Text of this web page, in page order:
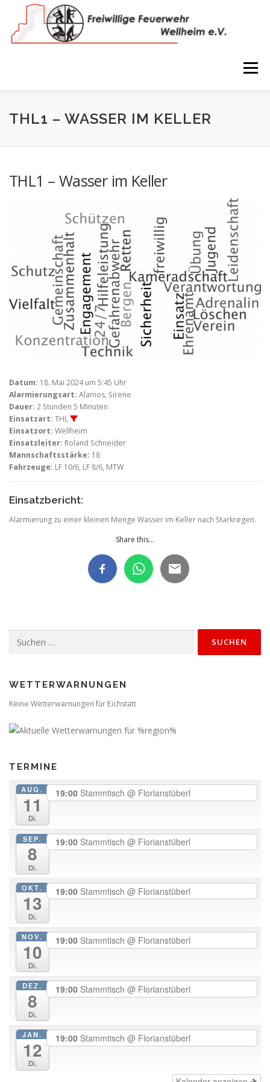
springen
Menü
NEWS VEREIN 150 JAHRE FEUERWEHR
THL1 – WASSER IM KELLER
THL1 – Wasser im Keller
Datum: 18. Mai 2024 um 5:45 Uhr
Alarmierungsart: Alamos, Sirene
Dauer: 2 Stunden 5 Minuten
Einsatzart: THL
Einsatzort: Wellheim
Einsatzleiter: Roland Schneider
Mannschaftsstärke: 18
Fahrzeuge: LF 10/6, LF 8/6, MTW
Einsatzbericht:
Alarmierung zu einer kleinen Menge Wasser im Keller nach Starkregen.
Share this...
nach:
WETTERWARNUNGEN
Keine Wetterwarnungen für Eichstätt
TERMINE
AUG.
11
Di.
19:00 Stammtisch @ Florianstüberl
SEP.
8
Di.
19:00 Stammtisch @ Florianstüberl
OKT.
13
Di.
19:00 Stammtisch @ Florianstüberl
NOV.
10
Di.
19:00 Stammtisch @ Florianstüberl
DEZ.
8
Di.
19:00 Stammtisch @ Florianstüberl
JAN.
12
Di.
19:00 Stammtisch @ Florianstüberl